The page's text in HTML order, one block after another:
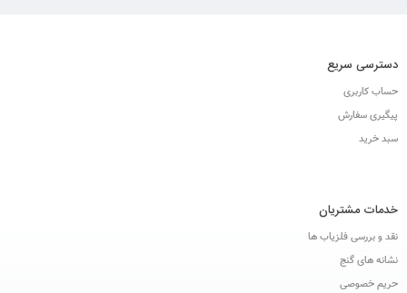
دسترسی سریع
حساب کاربری
پیگیری سفارش
سبد خرید
خدمات مشتریان
نقد و بررسی فلزیاب ها
نشانه های گنج
حریم خصوصی